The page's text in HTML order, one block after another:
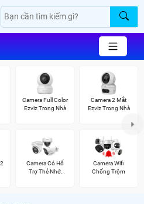
Camera Full Color
Ezviz Trong Nhà
Camera 2 Mắt
Ezviz Trong Nhà
Camera Có Hổ
Trợ Thẻ Nhớ
Camera Wifi
Chống Trộm